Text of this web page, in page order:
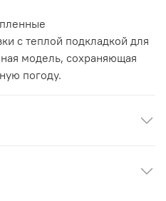
с теплой подкладкой для
модель, сохраняющая
погоду.